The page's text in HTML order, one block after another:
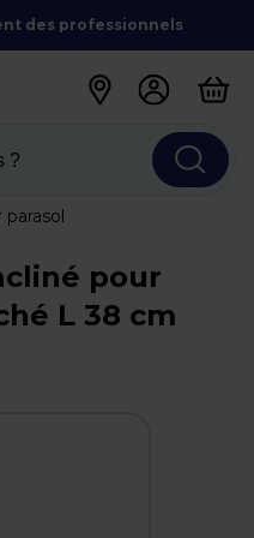
des professionnels
?
pour
L 38 cm